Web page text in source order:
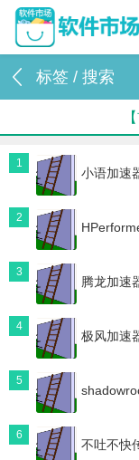
标签 / 搜索
1
小语加速
2
3
腾龙加速
4
极风加速
5
6
不吐不快